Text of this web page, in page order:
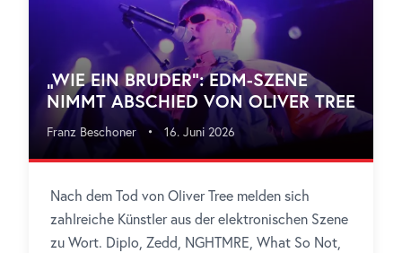
„WIE EIN BRUDER“: EDM-SZENE
NIMMT ABSCHIED VON OLIVER TREE
Franz Beschoner • 16. Juni 2026
Nach dem Tod von Oliver Tree melden sich
zahlreiche Künstler aus der elektronischen Szene
zu Wort. Diplo, Zedd, NGHTMRE, What So Not,